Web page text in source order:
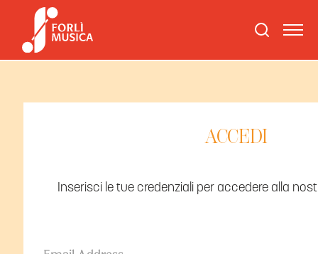
ACCEDI
Inserisci le tue credenziali per accedere alla